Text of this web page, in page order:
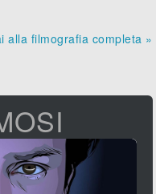
alla filmografia completa »